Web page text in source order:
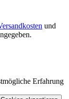
und
Erfahrung